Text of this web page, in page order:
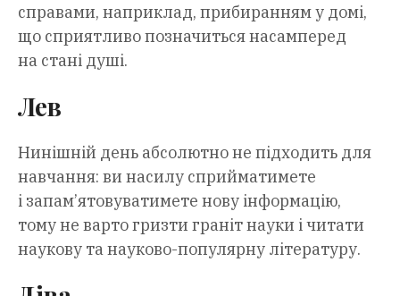
справами, наприклад, прибиранням у домі,
що сприятливо позначиться насамперед
на стані душі.
Лев
Нинішній день абсолютно не підходить для
навчання: ви насилу сприйматимете
і запам’ятовуватимете нову інформацію,
тому не варто гризти граніт науки і читати
наукову та науково-популярну літературу.